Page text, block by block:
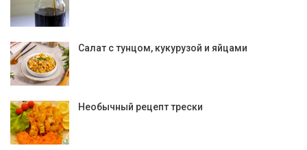
Салат с тунцом, кукурузой и яйцами
Необычный рецепт трески